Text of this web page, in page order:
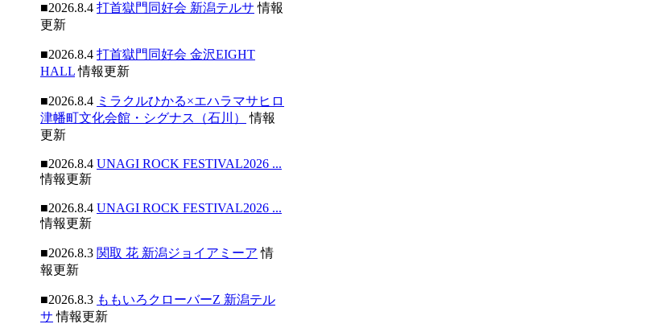
■2026.8.4 打首獄門同好会 新潟テルサ 情報
更新
■2026.8.4 打首獄門同好会 金沢EIGHT
HALL情報更新
■2026.8.4 ミラクルひかる×エハラマサヒロ
津幡町文化会館・シグナス（石川）
情報
更新
■2026.8.4 UNAGI ROCK FESTIVAL2026 ...
情報更新
■2026.8.4 UNAGI ROCK FESTIVAL2026 ...
情報更新
■2026.8.3 関取 花 新潟ジョイアミーア 情
報更新
■2026.8.3 ももいろクローバーZ 新潟テル
サ 情報更新